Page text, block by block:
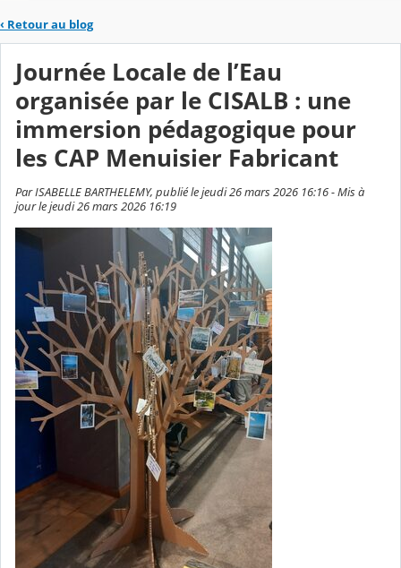
‹ Retour au blog
Journée Locale de l’Eau
organisée par le CISALB : une
immersion pédagogique pour
les CAP Menuisier Fabricant
Par ISABELLE BARTHELEMY, publié le jeudi 26 mars 2026 16:16 - Mis à
jour le jeudi 26 mars 2026 16:19